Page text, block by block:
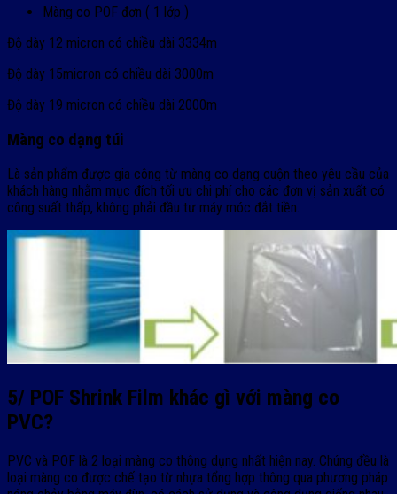
Màng co POF đơn ( 1 lớp )
Độ dày 12 micron có chiều dài 3334m
Độ dày 15micron có chiều dài 3000m
Độ dày 19 micron có chiều dài 2000m
Màng co dạng túi
Là sản phẩm được gia công từ màng co dạng cuộn theo yêu cầu của
khách hàng nhằm mục đích tối ưu chi phí cho các đơn vị sản xuất có
công suất thấp, không phải đầu tư máy móc đắt tiền.
5/ POF Shrink Film khác gì với màng co
PVC?
PVC và POF là 2 loại màng co thông dụng nhất hiện nay. Chúng đều là
loại màng co được chế tạo từ nhựa tổng hợp thông qua phương pháp